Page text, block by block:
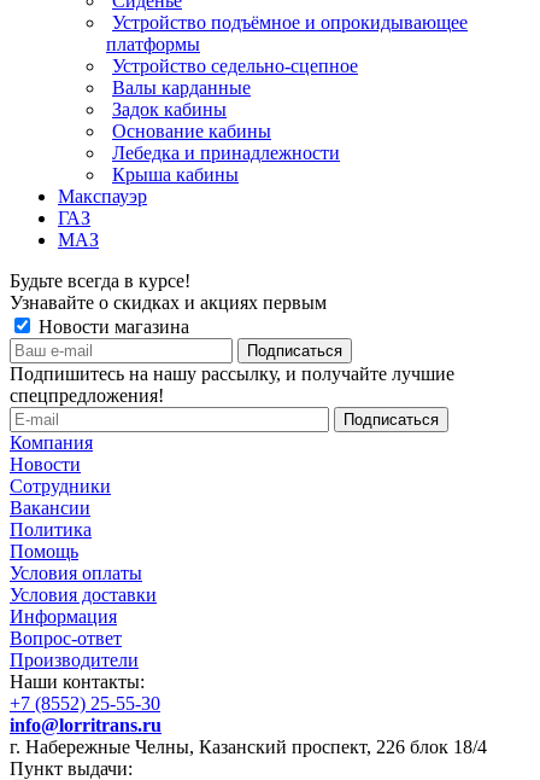
Устройство подъёмное и опрокидывающее
платформы
Устройство седельно-сцепное
Валы карданные
Задок кабины
Основание кабины
Лебедка и принадлежности
Крыша кабины
Макспауэр
ГАЗ
МАЗ
Будьте всегда в курсе!
Узнавайте о скидках и акциях первым
Новости магазина
Подпишитесь на нашу рассылку, и получайте лучшие
спецпредложения!
Компания
Новости
Сотрудники
Вакансии
Политика
Помощь
Условия оплаты
Условия доставки
Информация
Вопрос-ответ
Производители
Наши контакты:
+7 (8552) 25-55-30
info@lorritrans.ru
г. Набережные Челны, Казанский проспект, 226 блок 18/4
Пункт выдачи: